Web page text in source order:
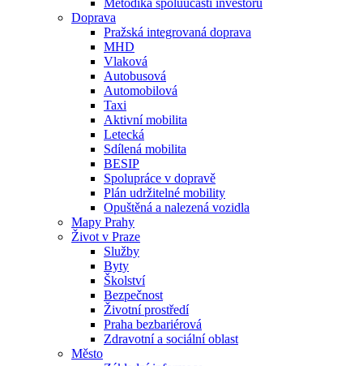
Metodika spoluúčasti investorů
Doprava
Pražská integrovaná doprava
MHD
Vlaková
Autobusová
Automobilová
Taxi
Aktivní mobilita
Letecká
Sdílená mobilita
BESIP
Spolupráce v dopravě
Plán udržitelné mobility
Opuštěná a nalezená vozidla
Mapy Prahy
Život v Praze
Služby
Byty
Školství
Bezpečnost
Životní prostředí
Praha bezbariérová
Zdravotní a sociální oblast
Město